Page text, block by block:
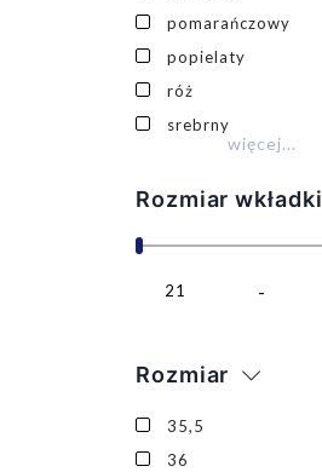
pomarańczowy
popielaty
róż
srebrny
więcej...
Rozmiar wkładki
21
Rozmiar
35,5
36